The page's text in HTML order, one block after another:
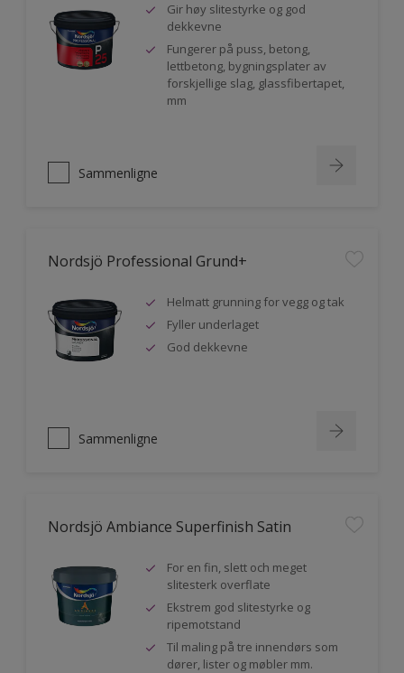
Gir høy slitestyrke og god
dekkevne
Fungerer på puss, betong,
lettbetong, bygningsplater av
forskjellige slag, glassfibertapet,
mm
Sammenligne
Nordsjö Professional Grund+
Helmatt grunning for vegg og tak
Fyller underlaget
God dekkevne
Sammenligne
Nordsjö Ambiance Superfinish Satin
For en fin, slett och meget
slitesterk overflate
Ekstrem god slitestyrke og
ripemotstand
Til maling på tre innendørs som
dører, lister og møbler mm.